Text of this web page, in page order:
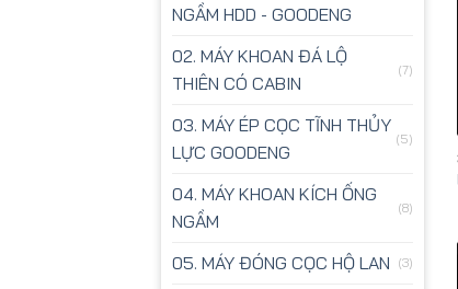
NGẦM HDD - GOODENG
02. MÁY KHOAN ĐÁ LỘ
THIÊN CÓ CABIN
(7)
03. MÁY ÉP CỌC TĨNH THỦY
LỰC GOODENG
(5)
04. MÁY KHOAN KÍCH ỐNG
NGẦM
(8)
05. MÁY ĐÓNG CỌC HỘ LAN (3)